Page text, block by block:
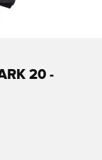
20 -